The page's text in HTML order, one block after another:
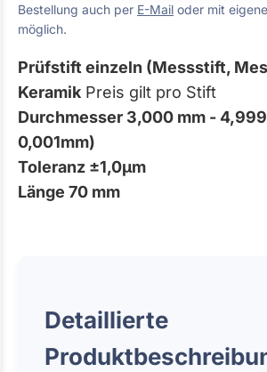
Bestellung auch per E-Mail oder mit
möglich.
Prüfstift einzeln (Messstift,
Keramik Preis gilt pro Stift
Durchmesser 3,000 mm -
0,001mm)
Toleranz ±1,0µm
Länge 70 mm
Detaillierte